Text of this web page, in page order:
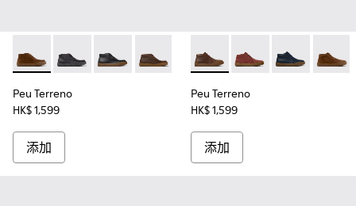
Peu Terreno - K300530-009 - 男裝啡色麂皮及踝靴。
Peu Terreno - K300530-006
Peu Terreno - K300530-005
Peu Terreno - K300530-004 - 男裝啡
Peu Terreno - K300530-003
Peu Terreno - K300530-
Peu Terreno
HK$ 1,599
添加
Peu Terreno - K300467-
Peu Terreno -Peu Terreno -
Peu
Peu Terreno
HK$ 1,599
添加